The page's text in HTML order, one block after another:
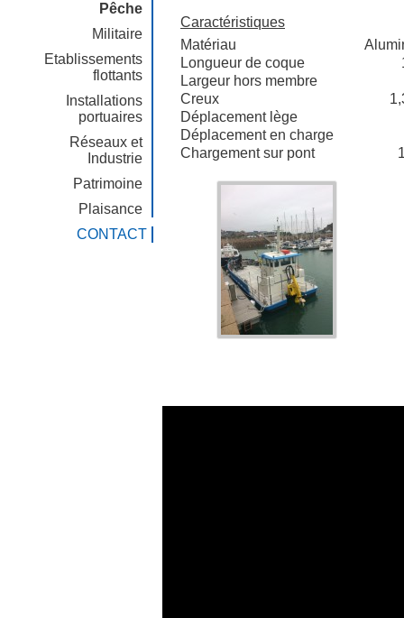
Pêche
Militaire
Etablissements
flottants
Installations
portuaires
Réseaux et
Industrie
Patrimoine
Plaisance
CONTACT
Caractéristiques
Matériau
Longueur de coque
Largeur hors membre
Creux
Déplacement lège
Déplacement en charge
Chargement sur pont